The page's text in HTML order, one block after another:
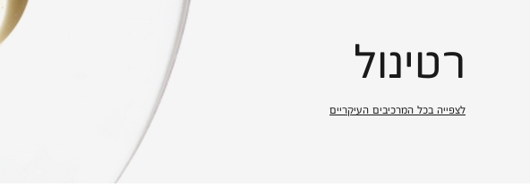
רטינול
לצפייה בכל המרכיבים העיקריים